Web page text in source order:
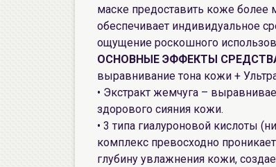
маске предоставить коже более
обеспечивает индивидуальное
ощущение роскошного
ОСНОВНЫЕ ЭФФЕКТЫ
выравнивание тона кожи +
• Экстракт жемчуга –
здорового сияния кожи.
• 3 типа гиалуроновой кислоты
комплекс превосходно
глубину увлажнения кожи,